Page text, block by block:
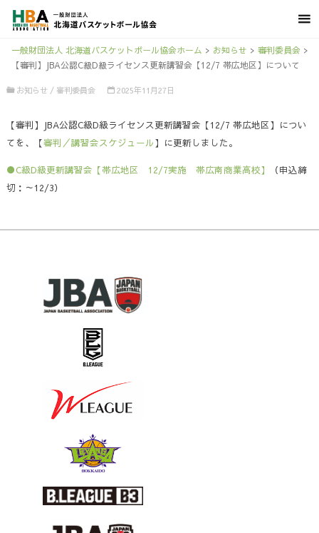
一般財団法人 北海道バスケットボール協会ホーム > お知らせ > 審判委員会>
【審判】JBA公認C級D級ライセンス更新講習会【12/7 帯広地区】について
お知らせ / 審判委員会 2025年11月27日
【審判】JBA公認C級D級ライセンス更新講習会【12/7 帯広地区】につい
てを、【審判／講習会スケジュール】に更新しました。
●C級D級更新講習会【帯広地区 12/7実施 帯広南商業高校】
（申込締
切：～12/3）